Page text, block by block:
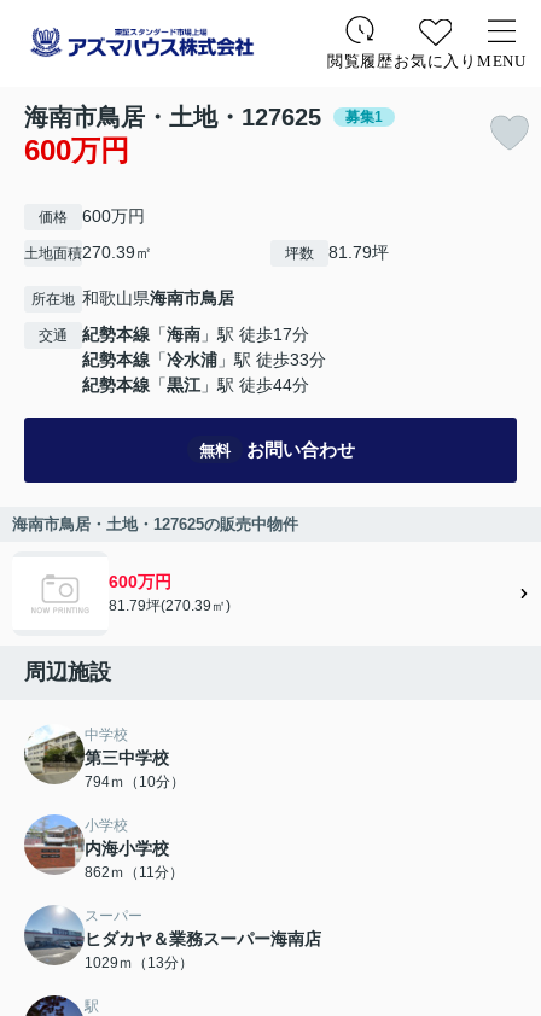
閲覧履歴お気に入り MENU
海南市鳥居・土地・127625 募集1
600万円
価格 600万円
土地面積270.39㎡ 坪数 81.79坪
所在地 和歌山県海南市鳥居
交通 紀勢本線 「海南 」駅 徒歩17分
紀勢本線 「冷水浦 」駅 徒歩33分
紀勢本線 「黒江 」駅 徒歩44分
無料 お問い合わせ
海南市鳥居・土地・127625の販売中物件
600万円
81.79坪(270.39㎡)
周辺施設
中学校
第三中学校
794ｍ（10分）
小学校
内海小学校
862ｍ（11分）
スーパー
ヒダカヤ＆業務スーパー海南店
1029ｍ（13分）
駅